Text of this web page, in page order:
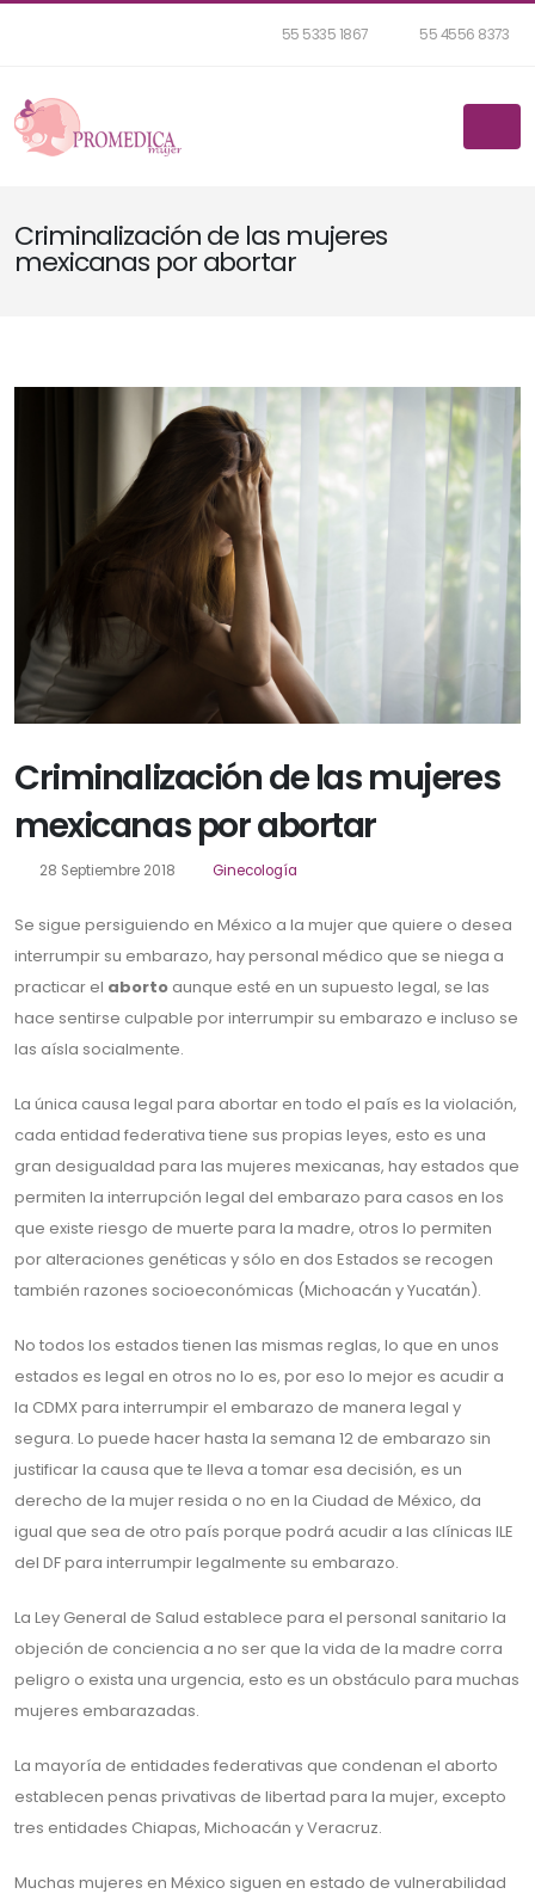
55 5335 1867 55 4556 8373
Criminalización de las mujeres
mexicanas por abortar
Criminalización de las mujeres
mexicanas por abortar
28 Septiembre 2018 Ginecología
Se sigue persiguiendo en México a la mujer que quiere o desea
interrumpir su embarazo, hay personal médico que se niega a
practicar el aborto aunque esté en un supuesto legal, se las
hace sentirse culpable por interrumpir su embarazo e incluso se
las aísla socialmente.
La única causa legal para abortar en todo el país es la violación,
cada entidad federativa tiene sus propias leyes, esto es una
gran desigualdad para las mujeres mexicanas, hay estados que
permiten la interrupción legal del embarazo para casos en los
que existe riesgo de muerte para la madre, otros lo permiten
por alteraciones genéticas y sólo en dos Estados se recogen
también razones socioeconómicas (Michoacán y Yucatán).
No todos los estados tienen las mismas reglas, lo que en unos
estados es legal en otros no lo es, por eso lo mejor es acudir a
la CDMX para interrumpir el embarazo de manera legal y
segura. Lo puede hacer hasta la semana 12 de embarazo sin
justificar la causa que te lleva a tomar esa decisión, es un
derecho de la mujer resida o no en la Ciudad de México, da
igual que sea de otro país porque podrá acudir a las clínicas ILE
del DF para interrumpir legalmente su embarazo.
La Ley General de Salud establece para el personal sanitario la
objeción de conciencia a no ser que la vida de la madre corra
peligro o exista una urgencia, esto es un obstáculo para muchas
mujeres embarazadas.
La mayoría de entidades federativas que condenan el aborto
establecen penas privativas de libertad para la mujer, excepto
tres entidades Chiapas, Michoacán y Veracruz.
Muchas mujeres en México siguen en estado de vulnerabilidad